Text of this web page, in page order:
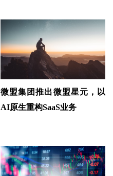
微盟集团推出微盟星元，以
AI原生重构SaaS业务